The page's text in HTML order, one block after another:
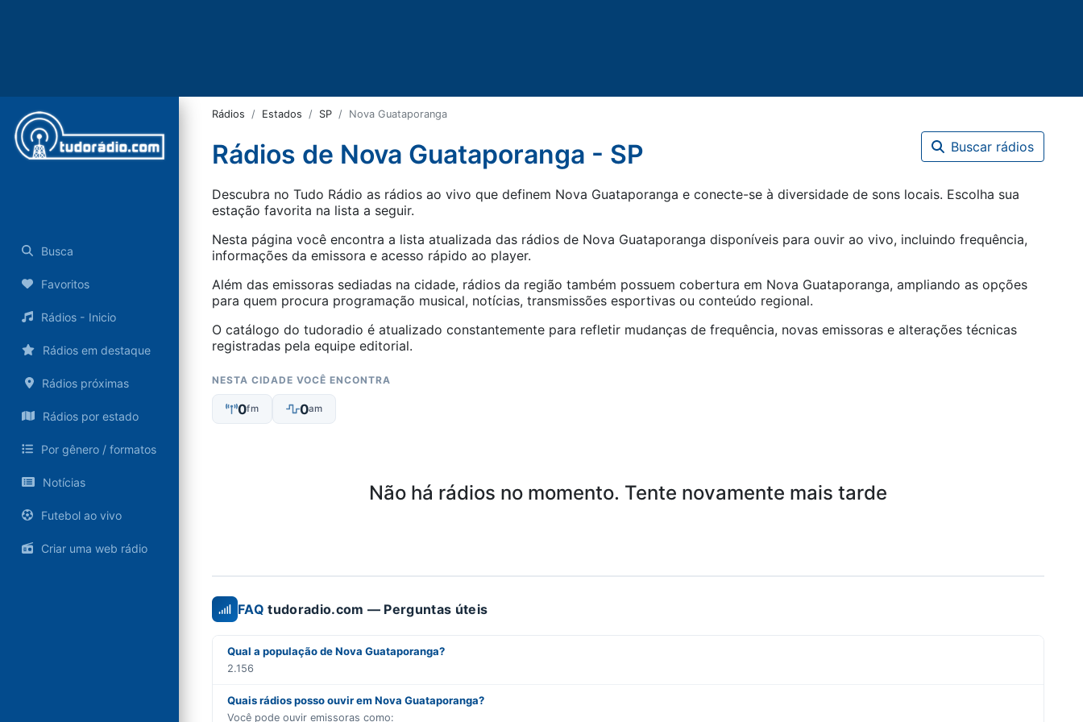
Busca
Favoritos
Rádios - Inicio
Rádios em destaque
Rádios próximas
Rádios por estado
Por gênero / formatos
Notícias
Futebol ao vivo
Criar uma web rádio
Rádios Estados SP Nova Guataporanga
Rádios de Nova Guataporanga - SP Buscar rádios
Descubra no Tudo Rádio as rádios ao vivo que definem Nova Guataporanga e conecte-se à diversidade de sons locais. Escolha sua
estação favorita na lista a seguir.
Nesta página você encontra a lista atualizada das rádios de Nova Guataporanga disponíveis para ouvir ao vivo, incluindo frequência,
informações da emissora e acesso rápido ao player.
Além das emissoras sediadas na cidade, rádios da região também possuem cobertura em Nova Guataporanga, ampliando as opções
para quem procura programação musical, notícias, transmissões esportivas ou conteúdo regional.
O catálogo do tudoradio é atualizado constantemente para refletir mudanças de frequência, novas emissoras e alterações técnicas
registradas pela equipe editorial.
NESTA CIDADE VOCÊ ENCONTRA
0fm 0am
Não há rádios no momento. Tente novamente mais tarde
FAQ tudoradio.com — Perguntas úteis
Qual a população de Nova Guataporanga?
2.156
Quais rádios posso ouvir em Nova Guataporanga?
Você pode ouvir emissoras como: